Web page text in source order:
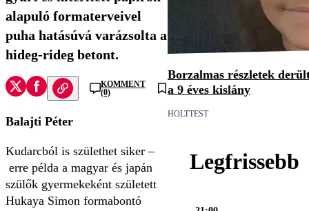
alapuló formaterveivel
puha hatásúvá varázsolta a
hideg-rideg betont.
KOMMENT
(0)
Balajti Péter
Kudarcból is születhet siker –
erre példa a magyar és japán
szülők gyermekeként született
Hukaya Simon formabontó
Borzalmas részletek
a 9 éves kislány
HOLTTEST
Legfrissebb